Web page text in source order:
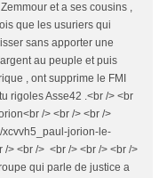
et a ses cousins ,
que les usuriers qui
sans apporter une
au peuple et puis
, ont supprime le FMI
rigoles Asse42 .<br /> <br
/> <br /> <br />
xcvvh5_paul-jorion-le-
> <br /> <br /> <br /> <br />
qui parle de justice a